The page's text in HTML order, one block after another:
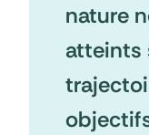
nature
atteints